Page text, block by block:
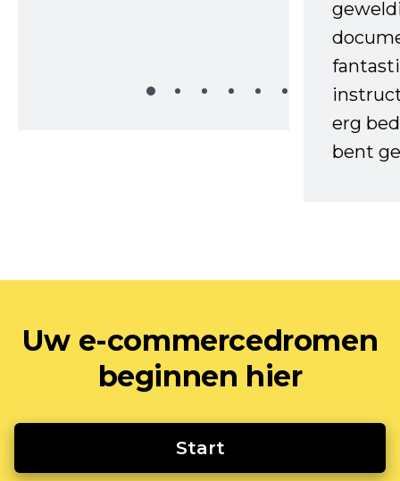
erg
bent
Uw e-commercedromen
beginnen hier
Start